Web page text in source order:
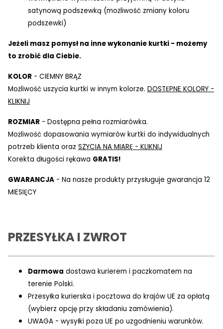
satynową podszewką (możliwość zmiany koloru
podszewki)
Jeżeli masz pomysł na inne wykonanie kurtki - możemy
to zrobić dla Ciebie.
KOLOR - CIEMNY BRĄZ
Możliwość uszycia kurtki w innym kolorze. DOSTĘPNE KOLORY -
KLIKNIJ
ROZMIAR - Dostępna pełna rozmiarówka.
Możliwość dopasowania wymiarów kurtki do indywidualnych
potrzeb klienta oraz SZYCIA NA MIARĘ - KLIKNIJ
Korekta długości rękawa GRATIS!
GWARANCJA - Na nasze produkty przysługuje gwarancja 12
MIESIĘCY
PRZESYŁKA I ZWROT
Darmowa dostawa kurierem i paczkomatem na
terenie Polski.
Przesyłka kurierska i pocztowa do krajów UE za opłatą
(wybierz opcję przy składaniu zamówienia).
UWAGA - wysyłki poza UE po uzgodnieniu warunków.